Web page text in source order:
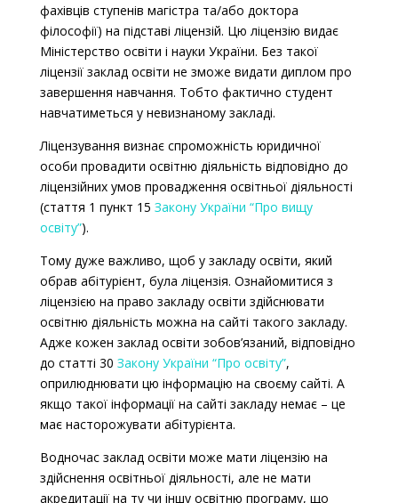
фахівців ступенів магістра та/або доктора
філософії) на підставі ліцензій. Цю ліцензію видає
Міністерство освіти і науки України. Без такої
ліцензії заклад освіти не зможе видати диплом про
завершення навчання. Тобто фактично студент
навчатиметься у невизнаному закладі.
Ліцензування визнає спроможність юридичної
особи провадити освітню діяльність відповідно до
ліцензійних умов провадження освітньої діяльності
(стаття 1 пункт 15 Закону України “Про вищу
освіту”).
Тому дуже важливо, щоб у закладу освіти, який
обрав абітурієнт, була ліцензія. Ознайомитися з
ліцензією на право закладу освіти здійснювати
освітню діяльність можна на сайті такого закладу.
Адже кожен заклад освіти зобов’язаний, відповідно
до статті 30 Закону України “Про освіту”,
оприлюднювати цю інформацію на своєму сайті. А
якщо такої інформації на сайті закладу немає – це
має насторожувати абітурієнта.
Водночас заклад освіти може мати ліцензію на
здійснення освітньої діяльності, але не мати
акредитації на ту чи іншу освітню програму, що